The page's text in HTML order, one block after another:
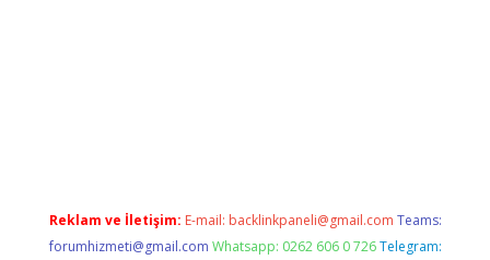
Reklam ve İletişim: E-mail: backlinkpaneli@gmail.com Teams:
forumhizmeti@gmail.com Whatsapp: 0262 606 0 726 Telegram: